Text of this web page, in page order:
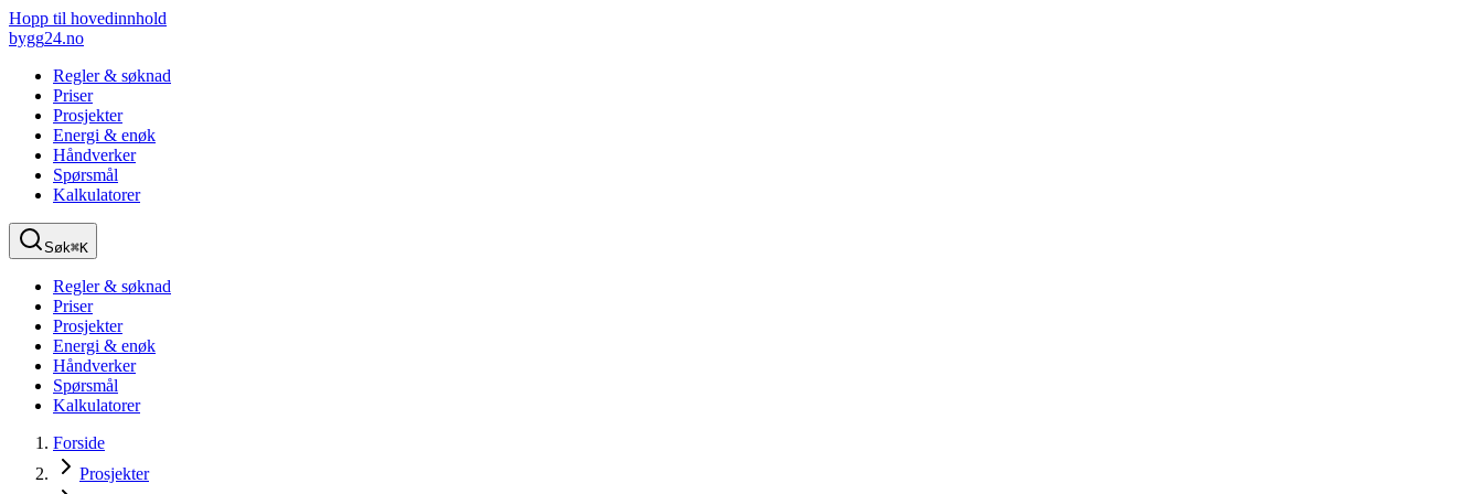
Hopp til hovedinnhold
bygg24.no
Regler & søknad
Priser
Prosjekter
Energi & enøk
Håndverker
Spørsmål
Kalkulatorer
Søk⌘K
Regler & søknad
Priser
Prosjekter
Energi & enøk
Håndverker
Spørsmål
Kalkulatorer
Forside
Prosjekter